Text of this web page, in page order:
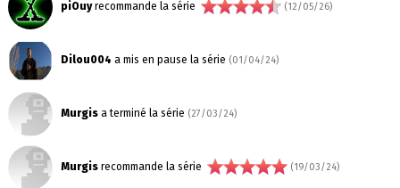
piOuyrecommande la série (12/05/26)
Dilou004 a mis en pause la série (01/04/24)
Murgisa terminé la série (27/03/24)
Murgisrecommande la série (19/03/24)